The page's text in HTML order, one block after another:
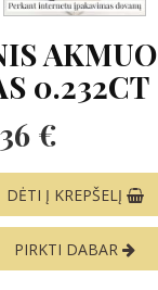
AKMUO
0.232CT
€
DĖTI Į KREPŠELĮ
PIRKTI DABAR